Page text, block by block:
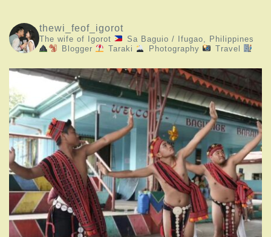
thewi_feof_igorot
The wife of Igorot
Sa Baguio / Ifugao, Philippines
Blogger
Taraki Photography Travel